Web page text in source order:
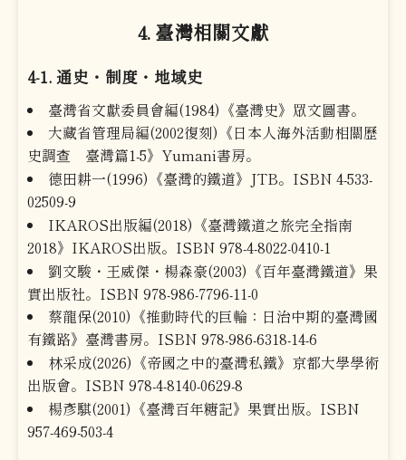
4. 臺灣相關文獻
4-1. 通史・制度・地域史
臺灣省文獻委員會編(1984)《臺灣史》眾文圖書。
大藏省管理局編(2002復刻)《日本人海外活動相關歷
史調查 臺灣篇1-5》Yumani書房。
德田耕一(1996)《臺灣的鐵道》JTB。ISBN 4-533-
02509-9
IKAROS出版編(2018)《臺灣鐵道之旅完全指南
2018》IKAROS出版。ISBN 978-4-8022-0410-1
劉文駿・王威傑・楊森豪(2003)《百年臺灣鐵道》果
實出版社。ISBN 978-986-7796-11-0
蔡龍保(2010)《推動時代的巨輪：日治中期的臺灣國
有鐵路》臺灣書房。ISBN 978-986-6318-14-6
林采成(2026)《帝國之中的臺灣私鐵》京都大學學術
出版會。ISBN 978-4-8140-0629-8
楊彥騏(2001)《臺灣百年糖記》果實出版。ISBN
957-469-503-4